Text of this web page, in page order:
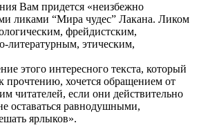
Вам придется «неизбежно
ликами “Мира чудес” Лакана. Ликом
фрейдистским,
литературным, этическим,
этого интересного текста, который
хочется обращением от
читателей, если они действительно
оставаться равнодушными,
ярлыков».